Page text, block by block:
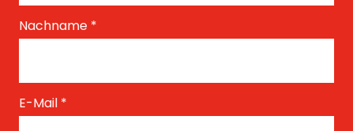
Nachname *
E-Mail *